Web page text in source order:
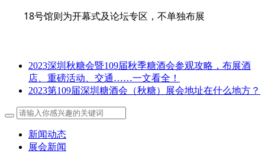
18号馆则为开幕式及论坛专区，不单独布展
2023深圳秋糖会暨109届秋季糖酒会参观攻略，布展酒
店、重磅活动、交通……一文看全！
2023第109届深圳糖酒会（秋糖）展会地址在什么地方？
新闻动态
展会新闻